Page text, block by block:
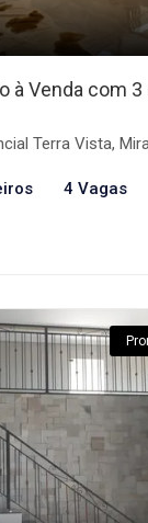
à Venda com
Terra Vista,
4 Vagas